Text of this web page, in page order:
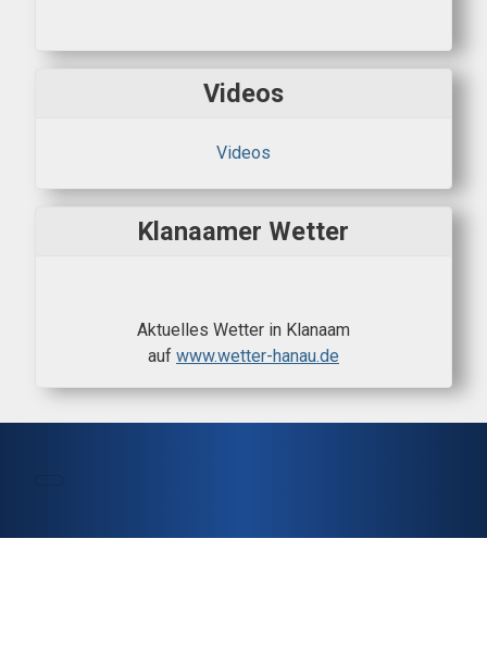
Videos
Videos
Klanaamer Wetter
Aktuelles Wetter in Klanaam
auf www.wetter-hanau.de